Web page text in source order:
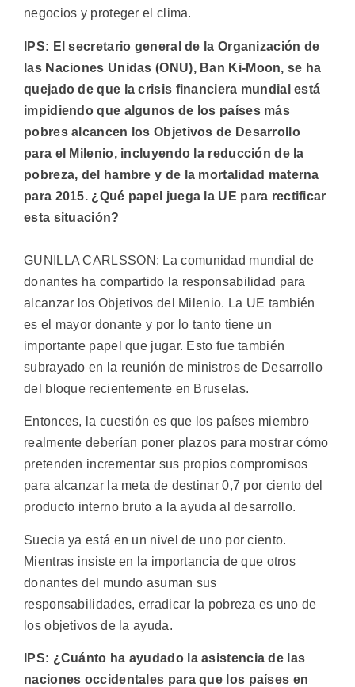
negocios y proteger el clima.
IPS: El secretario general de la Organización de
las Naciones Unidas (ONU), Ban Ki-Moon, se ha
quejado de que la crisis financiera mundial está
impidiendo que algunos de los países más
pobres alcancen los Objetivos de Desarrollo
para el Milenio, incluyendo la reducción de la
pobreza, del hambre y de la mortalidad materna
para 2015. ¿Qué papel juega la UE para rectificar
esta situación?
GUNILLA CARLSSON: La comunidad mundial de
donantes ha compartido la responsabilidad para
alcanzar los Objetivos del Milenio. La UE también
es el mayor donante y por lo tanto tiene un
importante papel que jugar. Esto fue también
subrayado en la reunión de ministros de Desarrollo
del bloque recientemente en Bruselas.
Entonces, la cuestión es que los países miembro
realmente deberían poner plazos para mostrar cómo
pretenden incrementar sus propios compromisos
para alcanzar la meta de destinar 0,7 por ciento del
producto interno bruto a la ayuda al desarrollo.
Suecia ya está en un nivel de uno por ciento.
Mientras insiste en la importancia de que otros
donantes del mundo asuman sus
responsabilidades, erradicar la pobreza es uno de
los objetivos de la ayuda.
IPS: ¿Cuánto ha ayudado la asistencia de las
naciones occidentales para que los países en